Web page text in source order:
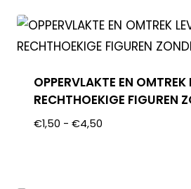
OPPERVLAKTE EN OMTREK
RECHTHOEKIGE FIGUREN
€1,50 - €4,50